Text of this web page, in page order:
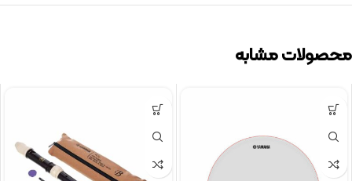
محصولات مشابه